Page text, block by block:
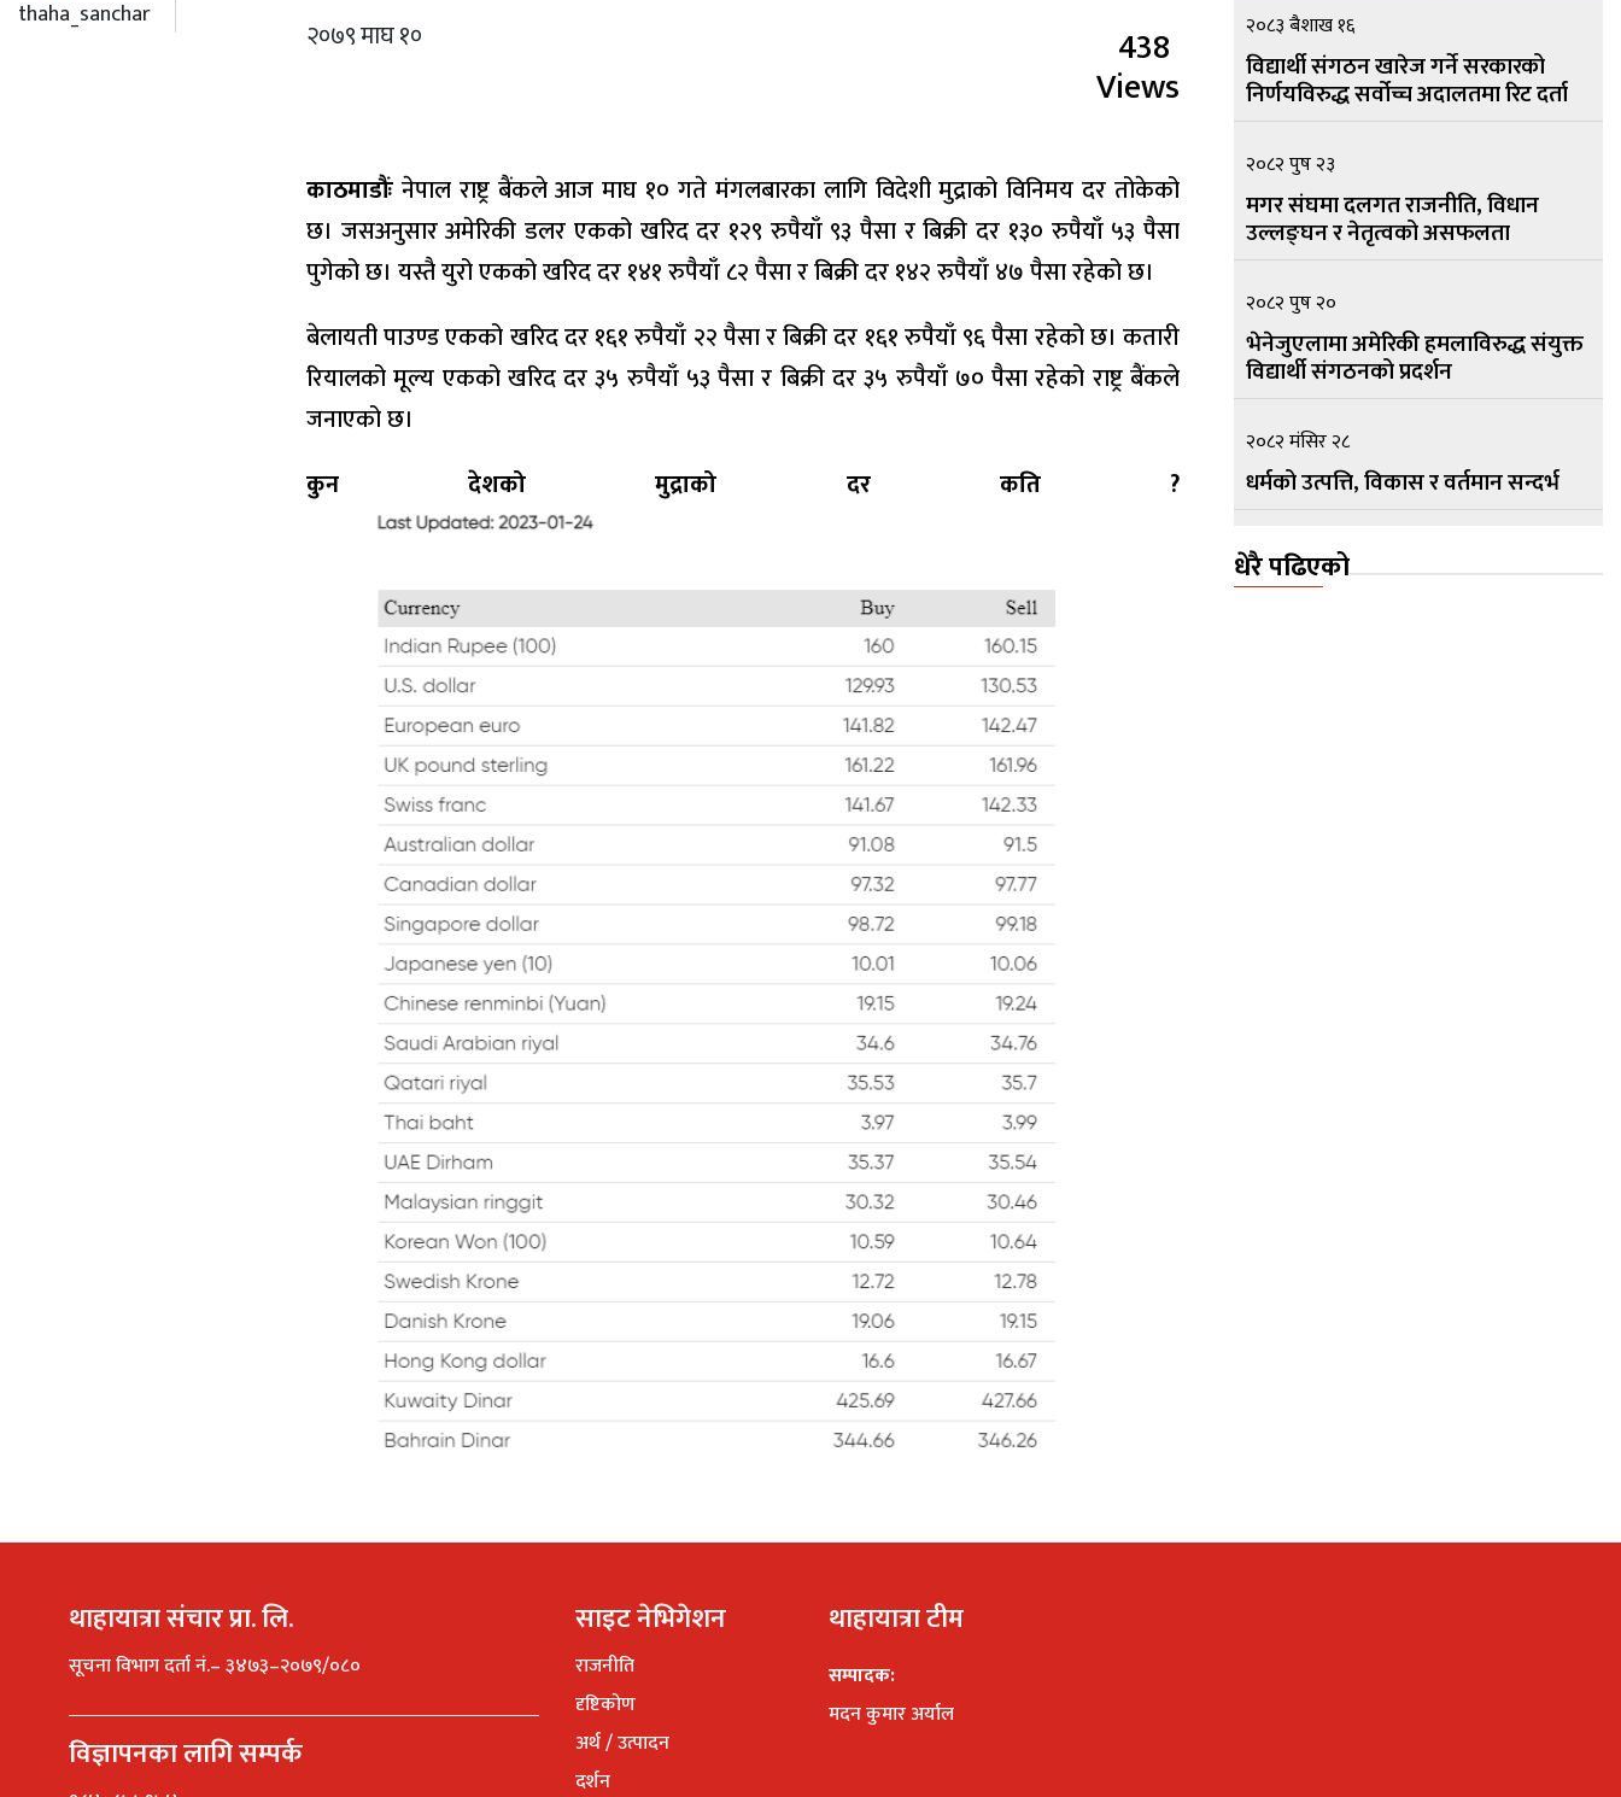
thaha_sanchar
२०७९ माघ १० 438
Views
काठमाडौंः नेपाल राष्ट्र बैंकले आज माघ १० गते मंगलबारका लागि विदेशी मुद्राको विनिमय दर तोकेको
छ। जसअनुसार अमेरिकी डलर एकको खरिद दर १२९ रुपैयाँ ९३ पैसा र बिक्री दर १३० रुपैयाँ ५३ पैसा
पुगेको छ। यस्तै युरो एकको खरिद दर १४१ रुपैयाँ ८२ पैसा र बिक्री दर १४२ रुपैयाँ ४७ पैसा रहेको छ।
बेलायती पाउण्ड एकको खरिद दर १६१ रुपैयाँ २२ पैसा र बिक्री दर १६१ रुपैयाँ ९६ पैसा रहेको छ। कतारी
रियालको मूल्य एकको खरिद दर ३५ रुपैयाँ ५३ पैसा र बिक्री दर ३५ रुपैयाँ ७० पैसा रहेको राष्ट्र बैंकले
जनाएको छ।
कुन देशको मुद्राको दर कति ?
२०८३ बैशाख १६
विद्यार्थी संगठन खारेज गर्ने सरकारको
निर्णयविरुद्ध सर्वोच्च अदालतमा रिट दर्ता
२०८२ पुष २३
मगर संघमा दलगत राजनीति, विधान
उल्लङ्घन र नेतृत्वको असफलता
२०८२ पुष २०
भेनेजुएलामा अमेरिकी हमलाविरुद्ध संयुक्त
विद्यार्थी संगठनको प्रदर्शन
२०८२ मंसिर २८
धर्मको उत्पत्ति, विकास र वर्तमान सन्दर्भ
२०८२ मंसिर १५
सामुदायिक सार्वभौम नेपालको प्रस्तावना
धेरै पढिएको
थाहायात्रा संचार प्रा. लि.
सूचना विभाग दर्ता नं.– ३४७३–२०७९/०८०
विज्ञापनका लागि सम्पर्क
साइट नेभिगेशन
राजनीति
दृष्टिकोण
अर्थ / उत्पादन
दर्शन
थाहायात्रा टीम
सम्पादक:
मदन कुमार अर्याल